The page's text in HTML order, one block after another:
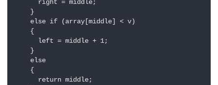
      right = middle;
    }
    else if (array[middle] < v)
    {
      left = middle + 1;
    }
    else
    {
      return middle;